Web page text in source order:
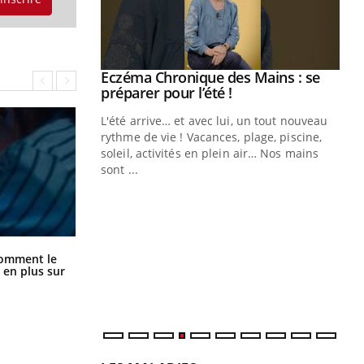
le
plus sur
: et si on
de type 2
chez les
les soignants.
Youtube
Eczéma Chronique des Mains : se
préparer pour l’été !Youtube
L'été arrive… et avec lui, un tout nouveau
rythme de vie ! Vacances, plage, piscine,
soleil, activités en plein air… Nos mains
sont ...